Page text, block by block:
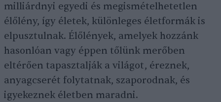
milliárdnyi egyedi és megismételhetetlen
élőlény, így életek, különleges életformák is
elpusztulnak. Élőlények, amelyek hozzánk
hasonlóan vagy éppen tőlünk merőben
eltérően tapasztalják a világot, éreznek,
anyagcserét folytatnak, szaporodnak, és
igyekeznek életben maradni.